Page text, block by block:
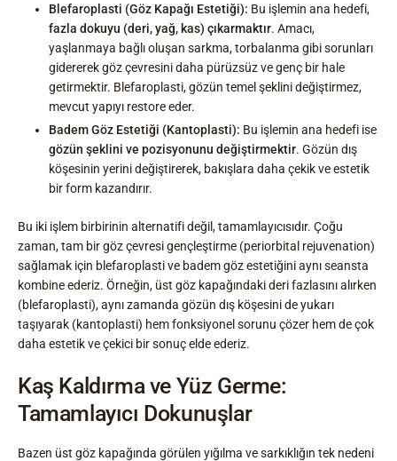
Blefaroplasti (Göz Kapağı Estetiği): Bu işlemin ana hedefi,
fazla dokuyu (deri, yağ, kas) çıkarmaktır. Amacı,
yaşlanmaya bağlı oluşan sarkma, torbalanma gibi sorunları
gidererek göz çevresini daha pürüzsüz ve genç bir hale
getirmektir. Blefaroplasti, gözün temel şeklini değiştirmez,
mevcut yapıyı restore eder.
Badem Göz Estetiği (Kantoplasti): Bu işlemin ana hedefi ise
gözün şeklini ve pozisyonunu değiştirmektir. Gözün dış
köşesinin yerini değiştirerek, bakışlara daha çekik ve estetik
bir form kazandırır.
Bu iki işlem birbirinin alternatifi değil, tamamlayıcısıdır. Çoğu
zaman, tam bir göz çevresi gençleştirme (periorbital rejuvenation)
sağlamak için blefaroplasti ve badem göz estetiğini aynı seansta
kombine ederiz. Örneğin, üst göz kapağındaki deri fazlasını alırken
(blefaroplasti), aynı zamanda gözün dış köşesini de yukarı
taşıyarak (kantoplasti) hem fonksiyonel sorunu çözer hem de çok
daha estetik ve çekici bir sonuç elde ederiz.
Kaş Kaldırma ve Yüz Germe:
Tamamlayıcı Dokunuşlar
Bazen üst göz kapağında görülen yığılma ve sarkıklığın tek nedeni